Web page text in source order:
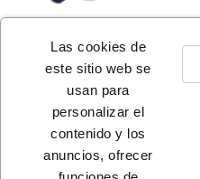
TRAVESAÑO AZUL
A consultar
Las cookies de
este sitio web se
usan para
personalizar el
contenido y los
anuncios, ofrecer